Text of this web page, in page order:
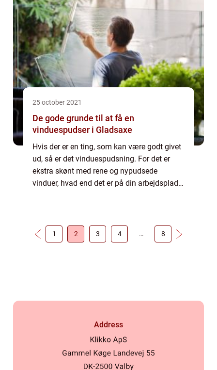
25 october 2021
De gode grunde til at få en
vinduespudser i Gladsaxe
Hvis der er en ting, som kan være godt givet
ud, så er det vinduespudsning. For det er
ekstra skønt med rene og nypudsede
vinduer, hvad end det er på din arbejdsplads
1 2 3 4 … 8
Address